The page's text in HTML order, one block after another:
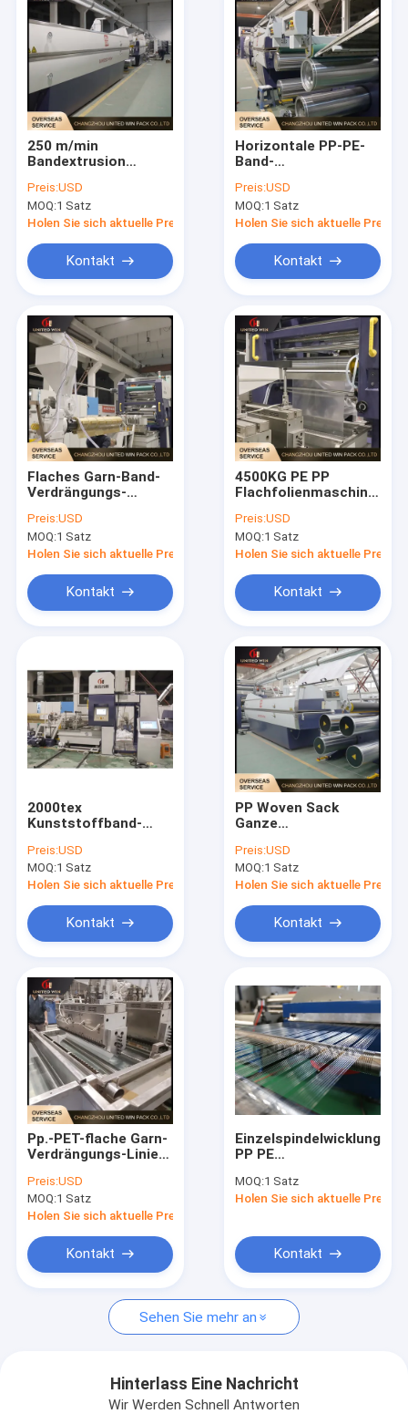
Produkte
Videos
Über uns
Fabrik-Ausflug
Treten Sie mit uns in Verbindung
Nachrichten
Band-Verdrängungs-Linie
Einzelfaden-Verdrängungs-Linie
Verdrängungs-beschichtende Laminierungs-Linie
Kreiswebstuhl-Maschine
FIBC-Tasche, die Maschine herstellt
Ersatzteile des Kreiswebstuhls
Plane, die Maschine herstellt
Automatischer Ausschnitt und Nähmaschine
Gesponnene Sack Flexo-Druckmaschine
hydraulische Ballenpreßmaschine
Klebstreifen, der Maschine herstellt
Garn, das Maschine verdreht
Verpackender Gurt, der Maschine herstellt
Vakuumfrost-Trockner
250 m/min
Bandextrusion
Produktionslinie
Hartdraht 110 kW
Preis:USD
MOQ:1 Satz
Holen Sie sich aktuelle Preis
Kontakt
Horizontale PP-PE-
Band-
für die
Produktionslinie für
gewebte Taschen
Preis:USD
MOQ:1 Satz
Holen Sie sich aktuelle Preis
Kontakt
Flaches Garn-Band-
Verdrängungs-
gesponnene Tasche
250m/Min PE-pp
Preis:USD
MOQ:1 Satz
Holen Sie sich aktuelle Preis
Kontakt
4500KG PE PP
Flachfolienmaschine
Flachgarn
Extrusionslinie
Preis:USD
MOQ:1 Satz
Holen Sie sich aktuelle Preis
Kontakt
2000tex
Kunststoffband-
Extrudieren von
Flachfolien-
Streckmaschine
Preis:USD
MOQ:1 Satz
Holen Sie sich aktuelle Preis
Kontakt
PP Woven Sack
Ganze
250m/Min
Plastikziehmaschine
Preis:USD
MOQ:1 Satz
Holen Sie sich aktuelle Preis
Kontakt
Pp.-PET-flache Garn-
Verdrängungs-Linie
Maschinen-hohe
Geschwindigkeit
250m/Min
Preis:USD
MOQ:1 Satz
Holen Sie sich aktuelle Preis
Kontakt
Einzelspindelwicklung
PP PE
Extrusionslinie für
gewebte Säcke
MOQ:1 Satz
Holen Sie sich aktuelle Preis
Kontakt
Sehen Sie mehr an
Hinterlass Eine Nachricht
Wir Werden Schnell Antworten